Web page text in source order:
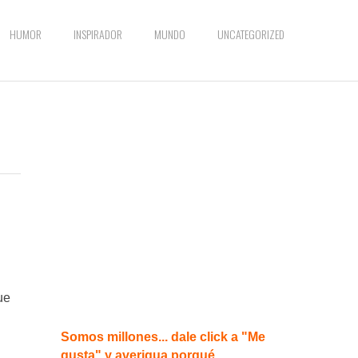
HUMOR INSPIRADOR MUNDO UNCATEGORIZED
Somos millones... dale click a "Me
gusta" y averigua porqué